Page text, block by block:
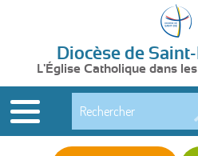
Diocèse de
L'Église Catholique dans